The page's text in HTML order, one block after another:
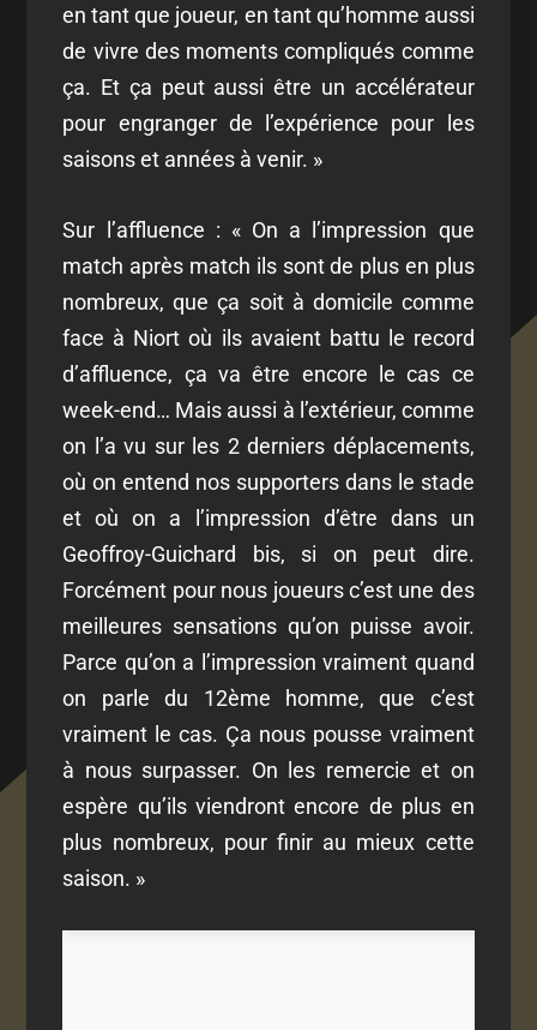
en tant que joueur, en tant qu’homme aussi
de vivre des moments compliqués comme
ça. Et ça peut aussi être un accélérateur
pour engranger de l’expérience pour les
saisons et années à venir. »
Sur l’affluence : « On a l’impression que
match après match ils sont de plus en plus
nombreux, que ça soit à domicile comme
face à Niort où ils avaient battu le record
d’affluence, ça va être encore le cas ce
week-end… Mais aussi à l’extérieur, comme
on l’a vu sur les 2 derniers déplacements,
où on entend nos supporters dans le stade
et où on a l’impression d’être dans un
Geoffroy-Guichard bis, si on peut dire.
Forcément pour nous joueurs c’est une des
meilleures sensations qu’on puisse avoir.
Parce qu’on a l’impression vraiment quand
on parle du 12ème homme, que c’est
vraiment le cas. Ça nous pousse vraiment
à nous surpasser. On les remercie et on
espère qu’ils viendront encore de plus en
plus nombreux, pour finir au mieux cette
saison. »